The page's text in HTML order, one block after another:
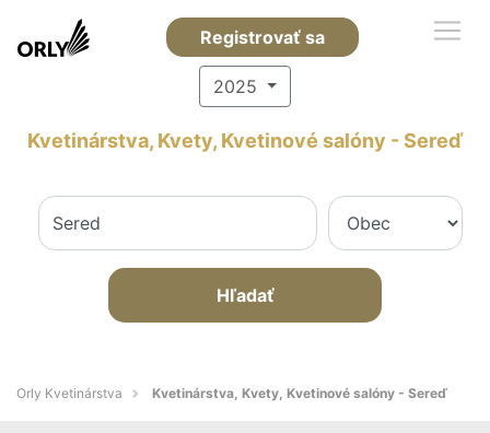
Registrovať sa
2025
Kvetinárstva, Kvety, Kvetinové salóny - Sereď
Hľadať
Orly Kvetinárstva Kvetinárstva, Kvety, Kvetinové salóny - Sereď